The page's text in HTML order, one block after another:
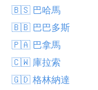
🇧🇸 巴哈馬
🇧🇧 巴巴多斯
🇵🇦 巴拿馬
🇨🇼 庫拉索
🇬🇩 格林納達